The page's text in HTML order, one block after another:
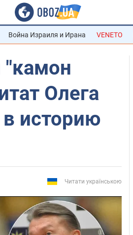
Война Израиля и Ирана VENETO
"камон
Олега
историю
Читати українською